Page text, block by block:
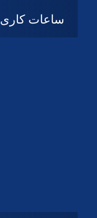
ساعات کاری